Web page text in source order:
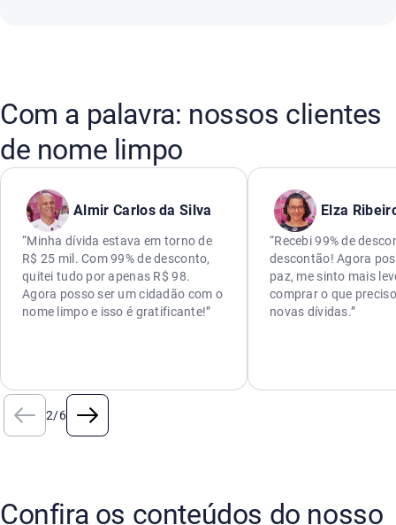
Com a palavra: nossos clientes
de nome limpo
Almir Carlos da Silva
“Minha dívida estava em torno de
R$ 25 mil. Com 99% de desconto,
quitei tudo por apenas R$ 98.
Agora posso ser um cidadão com o
nome limpo e isso é gratificante!”
Elza
“Recebi 99% de
descontão! Agora
paz, me sinto mais
comprar o que
novas dívidas.”
2/6
Confira os conteúdos do nosso